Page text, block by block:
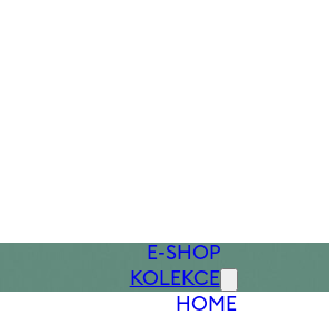
E-SHOP
KOLEKCE
HOME